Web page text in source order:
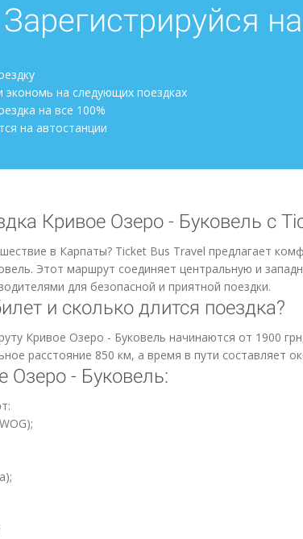
Зарегистрируйся
экономь на следующих поездках
на все 100%
на автостанции
Кривое Озеро - Буковель с
в Карпаты? Ticket Bus Travel предлагает
Этот маршрут соединяет центральную и
для безопасной и приятной поездки.
и сколько длится поездка?
Кривое Озеро - Буковель начинаются от 1900
расстояние 850 км, а время в пути составляет
Озеро - Буковель: